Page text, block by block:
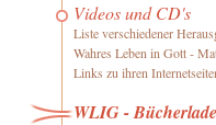
Videos und CD's
Liste verschiedener
Wahres Leben in Gott -
Links zu ihren
WLIG -